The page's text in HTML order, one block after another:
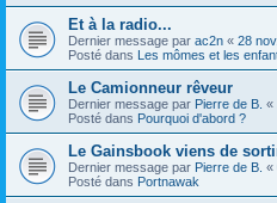
Et à la radio...
Dernier message par ac2n « 28
Posté dans Les mômes et les
Le Camionneur rêveur
Dernier message par Pierre de B. «
Posté dans Pourquoi d'abord ?
Le Gainsbook viens de
Dernier message par Pierre de B. «
Posté dans Portnawak